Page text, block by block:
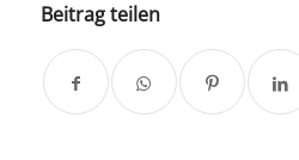
Beitrag teilen